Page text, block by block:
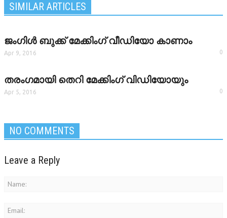
SIMILAR ARTICLES
ജംഗിള്‍ ബുക്ക് മേക്കിംഗ് വീഡിയോ കാണാം
Apr 9, 2016 0
തരംഗമായി തെറി മേക്കിംഗ് വിഡിയോയും
Apr 5, 2016 0
NO COMMENTS
Leave a Reply